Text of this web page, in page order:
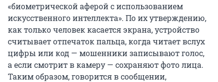
«биометрической аферой с использованием
искусственного интеллекта». По их утверждению,
как только человек касается экрана, устройство
считывает отпечаток пальца, когда читает вслух
цифры или код — мошенники записывают голос,
а если смотрит в камеру — сохраняют фото лица.
Таким образом, говорится в сообщении,